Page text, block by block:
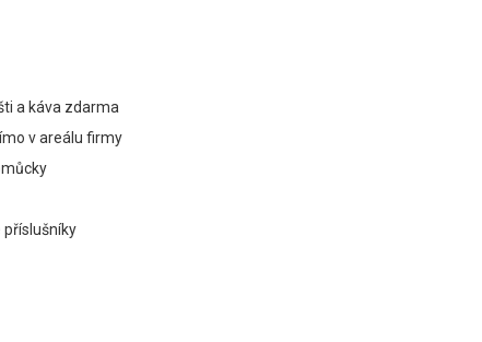
a káva zdarma
v areálu firmy
příslušníky